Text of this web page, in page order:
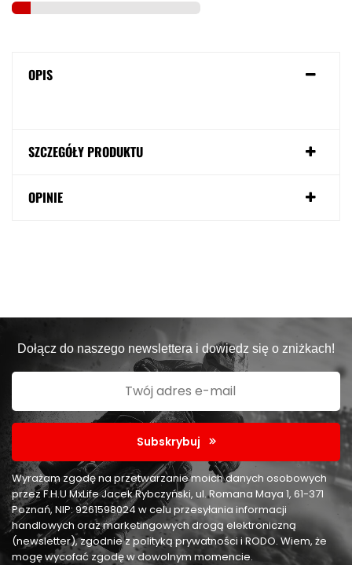
OPIS
SZCZEGÓŁY PRODUKTU
OPINIE
Dołącz do naszego newslettera i dowiedz się o zniżkach!
Subskrybuj
Wyrażam zgodę na przetwarzanie moich danych osobowych
przez F.H.U MxLife Jacek Rybczyński, ul. Romana Maya 1, 61-371
Poznań, NIP: 9261598024 w celu przesyłania informacji
handlowych oraz marketingowych drogą elektroniczną
(newsletter), zgodnie z polityką prywatności i RODO. Wiem, że
mogę wycofać zgodę w dowolnym momencie.